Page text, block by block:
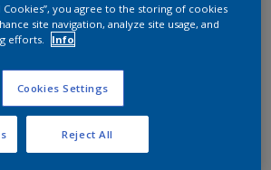
Cookies”, you agree to the storing of cookies
site navigation, analyze site usage, and
efforts.
Info
Cookies Settings
Reject All